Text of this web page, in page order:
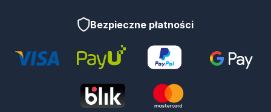
Bezpieczne płatności